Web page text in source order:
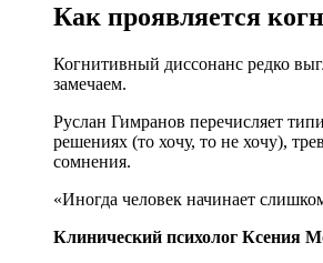
Как проявляется
Когнитивный диссонанс редко
замечаем.
Руслан Гимранов перечисляет
решениях (то хочу, то не хочу),
сомнения.
«Иногда человек начинает
Клинический психолог Ксения